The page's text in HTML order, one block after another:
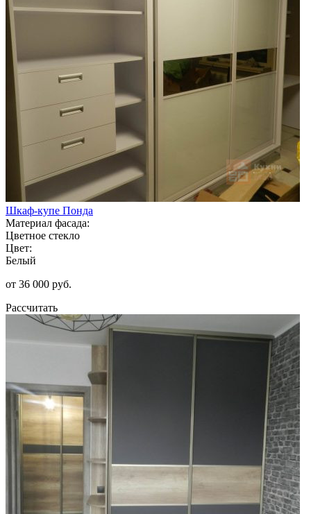
Шкаф-купе Понда
Материал фасада:
Цветное стекло
Цвет:
Белый
от 36 000 руб.
Рассчитать